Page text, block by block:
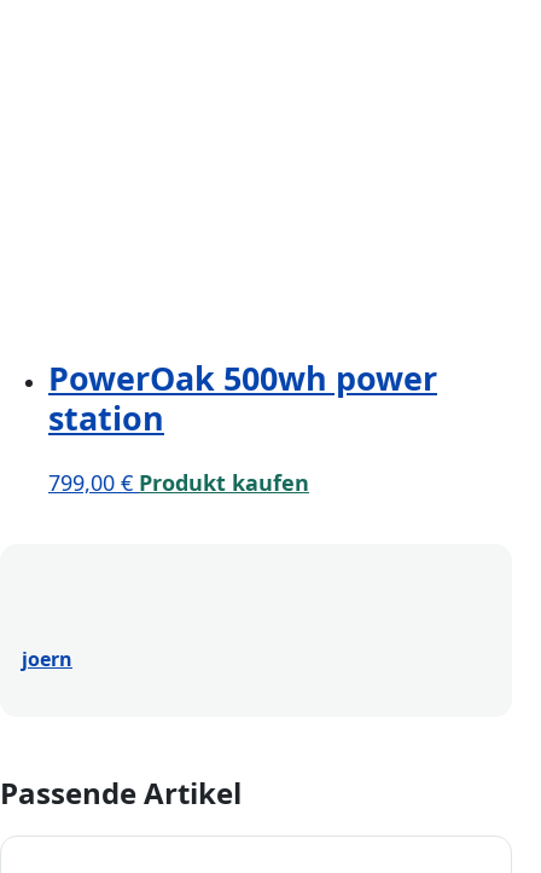
PowerOak 500wh power
station
799,00 € Produkt kaufen
joern
Passende Artikel